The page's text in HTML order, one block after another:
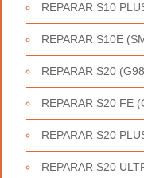
REPARAR S10
REPARAR S10E
REPARAR S20
REPARAR S20 FE
REPARAR S20
REPARAR S20